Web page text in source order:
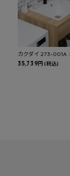
カクダイ 273-001A
カウンタースロップ
35,739円 (税込)